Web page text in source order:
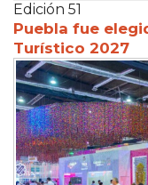
Edición 51
Puebla fue
Turístico 2027